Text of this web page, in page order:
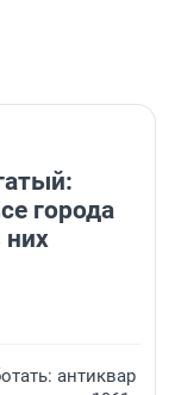
города
них
антиквар